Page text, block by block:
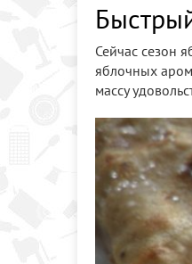
Сейчас сезон
яблочных
массу